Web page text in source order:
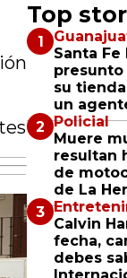
Top
Santa
presunto
su
un
Policial
Muere
resultan
de
de La
Calvin
fecha,
debes